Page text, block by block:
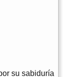
su sabiduría